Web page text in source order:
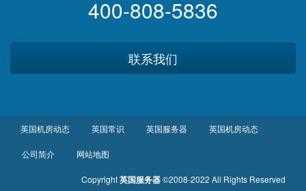
400-808-5836
联系我们
英国机房动态 英国常识 英国服务器 英国机房动态
公司简介 网站地图
Copyright英国服务器©2008-2022 All Rights Reserved